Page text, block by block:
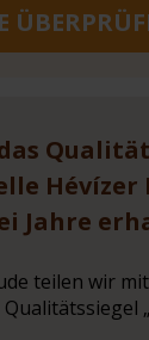
Hévízer
Jahre
teilen wir